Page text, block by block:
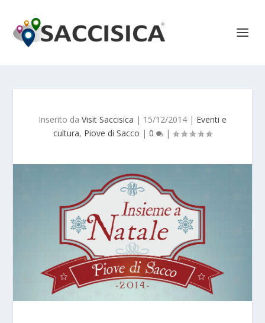
Inserito da Visit Saccisica | 15/12/2014 | Eventi e
cultura, Piove di Sacco | 0 |